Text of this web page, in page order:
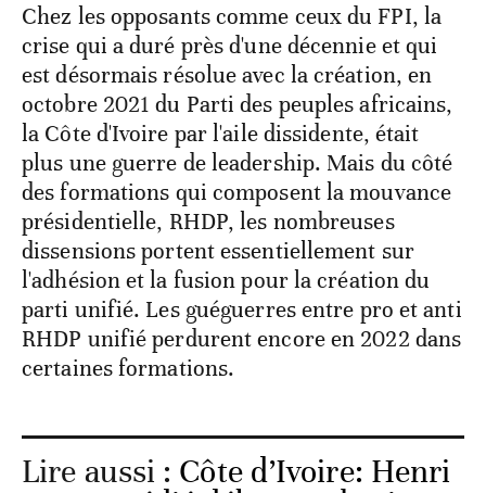
Chez les opposants comme ceux du FPI, la
crise qui a duré près d'une décennie et qui
est désormais résolue avec la création, en
octobre 2021 du Parti des peuples africains,
la Côte d'Ivoire par l'aile dissidente, était
plus une guerre de leadership. Mais du côté
des formations qui composent la mouvance
présidentielle, RHDP, les nombreuses
dissensions portent essentiellement sur
l'adhésion et la fusion pour la création du
parti unifié. Les guéguerres entre pro et anti
RHDP unifié perdurent encore en 2022 dans
certaines formations.
Lire aussi : Côte d’Ivoire: Henri